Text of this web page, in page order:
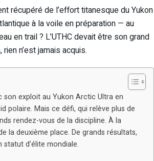
récupéré de l’effort titanesque du Yukon
à la voile en préparation — au
en trail ? L’UTHC devait être son grand
n’est jamais acquis.
exploit au Yukon Arctic Ultra en
polaire. Mais ce défi, qui relève plus de
rendez-vous de la discipline. À la
la deuxième place. De grands résultats,
d’élite mondiale.